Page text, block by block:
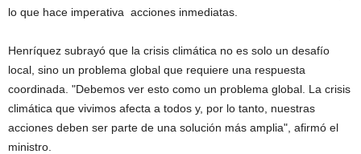
lo que hace imperativa acciones inmediatas.
Henríquez subrayó que la crisis climática no es solo un desafío
local, sino un problema global que requiere una respuesta
coordinada. "Debemos ver esto como un problema global. La crisis
climática que vivimos afecta a todos y, por lo tanto, nuestras
acciones deben ser parte de una solución más amplia", afirmó el
ministro.